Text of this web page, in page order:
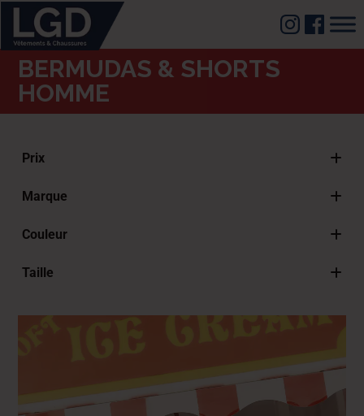
BERMUDAS & SHORTS
HOMME
Prix
Marque
Lois
Couleur
Taille
40 FR - 32" GS - 32" US
46 FR - 36" GS - 36" US
48 FR - 38" GS - 38" US